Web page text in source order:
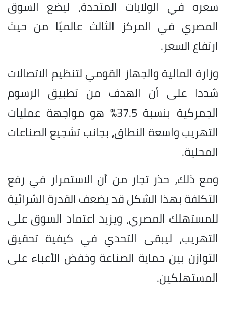
سعره في الولايات المتحدة، ليضع السوق
المصري في المركز الثالث عالميًا من حيث
ارتفاع السعر.
وزارة المالية والجهاز القومي لتنظيم الاتصالات
شددا على أن الهدف من تطبيق الرسوم
الجمركية بنسبة 37.5% هو مواجهة عمليات
التهريب واسعة النطاق، بجانب تشجيع الصناعات
المحلية.
ومع ذلك، حذر تجار من أن الاستمرار في رفع
التكلفة بهذا الشكل قد يضعف القدرة الشرائية
للمستهلك المصري، ويزيد اعتماد السوق على
التهريب، ليبقى التحدي في كيفية تحقيق
التوازن بين حماية الصناعة وخفض الأعباء على
المستهلكين.